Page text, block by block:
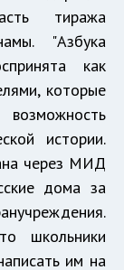
тиража
"Азбука
как
которые
истории.
через МИД
дома за
школьники
им на